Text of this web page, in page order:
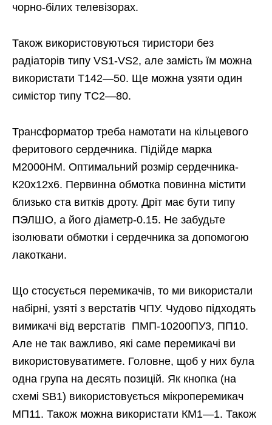
чорно-білих телевізорах.
Також використовуються тиристори без
радіаторів типу VS1-VS2, але замість їм можна
використати Т142—50. Ще можна узяти один
симістор типу ТС2—80.
Трансформатор треба намотати на кільцевого
феритового сердечника. Підійде марка
M2000НМ. Оптимальний розмір сердечника-
К20х12х6. Первинна обмотка повинна містити
близько ста витків дроту. Дріт має бути типу
ПЭЛШО, а його діаметр-0.15. Не забудьте
ізолювати обмотки і сердечника за допомогою
лакоткани.
Що стосується перемикачів, то ми використали
набірні, узяті з верстатів ЧПУ. Чудово підходять
вимикачі від верстатів ПМП-10200ПУ3, ПП10.
Але не так важливо, які саме перемикачі ви
використовуватимете. Головне, щоб у них була
одна група на десять позицій. Як кнопка (на
схемі SB1) використовується мікроперемикач
МП11. Також можна використати КМ1—1. Також